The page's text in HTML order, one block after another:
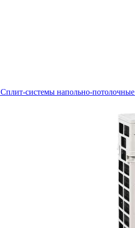
Сплит-системы напольно-потолочные